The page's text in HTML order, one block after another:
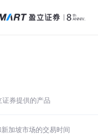
券提供的产品
加坡市场的交易时间